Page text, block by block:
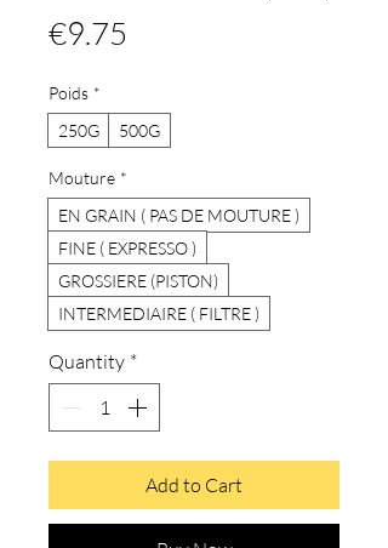
€9.75
Poids *
250G
500G
Mouture *
EN GRAIN ( PAS DE MOUTURE )
FINE ( EXPRESSO )
GROSSIERE (PISTON)
INTERMEDIAIRE ( FILTRE )
Quantity *
Add to Cart